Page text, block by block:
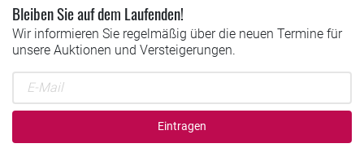
Bleiben Sie auf dem Laufenden!
Wir informieren Sie regelmäßig über die neuen Termine für
unsere Auktionen und Versteigerungen.
Eintragen